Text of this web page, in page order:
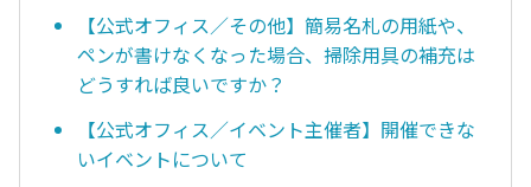
【公式オフィス／その他】簡易名札の用紙や、
ペンが書けなくなった場合、掃除用具の補充は
どうすれば良いですか？
【公式オフィス／イベント主催者】開催できな
いイベントについて